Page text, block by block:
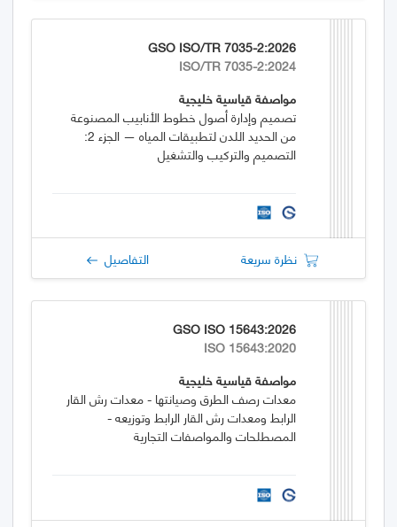
GSO ISO/TR 7035-2:2026
ISO/TR 7035-2:2024
مواصفة قياسية خليجية
تصميم وإدارة أصول خطوط الأنابيب المصنوعة
من الحديد اللدن لتطبيقات المياه — الجزء 2:
التصميم والتركيب والتشغيل
نظرة سريعة التفاصيل
GSO ISO 15643:2026
ISO 15643:2020
مواصفة قياسية خليجية
معدات رصف الطرق وصيانتها - معدات رش القار
الرابط ومعدات رش القار الرابط وتوزيعه -
المصطلحات والمواصفات التجارية